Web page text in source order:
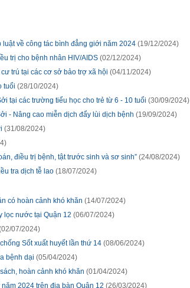
về công tác bình đẳng giới năm 2024 (19/12/2024)
trị cho bệnh nhân HIV/AIDS (02/12/2024)
trú tại các cơ sở bảo trợ xã hội (04/11/2024)
tuổi (28/10/2024)
tại các trường tiểu học cho trẻ từ 6 - 10 tuổi (30/09/2024)
- Nâng cao miễn dịch đẩy lùi dịch bệnh (19/09/2024)
(31/08/2024)
điều trị bệnh, tật trước sinh và sơ sinh” (24/08/2024)
tra dịch tễ lao (18/07/2024)
có hoàn cảnh khó khăn (14/07/2024)
lọc nước tại Quận 12 (06/07/2024)
07/2024)
Sốt xuất huyết lần thứ 14 (08/06/2024)
bệnh dại (05/04/2024)
hoàn cảnh khó khăn (01/04/2024)
2024 trên địa bàn Quận 12 (26/03/2024)